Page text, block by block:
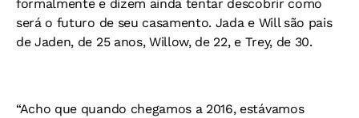
formalmente e dizem ainda tentar descobrir como
será o futuro de seu casamento. Jada e Will são pais
de Jaden, de 25 anos, Willow, de 22, e Trey, de 30.
“Acho que quando chegamos a 2016, estávamos